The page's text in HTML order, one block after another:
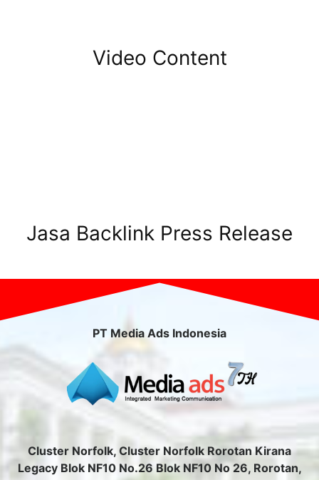
Video Content
Jasa Backlink Press Release
PT Media Ads Indonesia
Cluster Norfolk, Cluster Norfolk Rorotan Kirana
Legacy Blok NF10 No.26 Blok NF10 No 26, Rorotan,